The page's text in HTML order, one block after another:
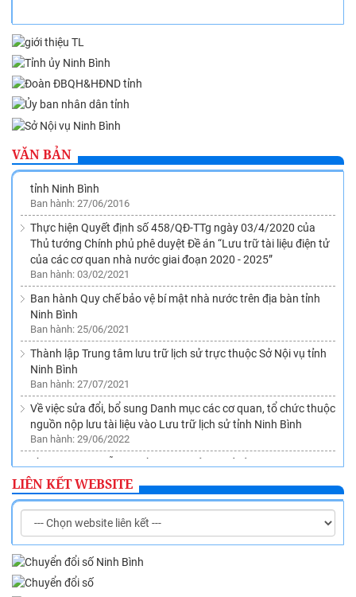
VĂN BẢN
Phê duyệt Quy hoạch ngành Văn thư, Lưu trữ trên địa bàn
tỉnh Ninh Bình đến năm 2020, tầm nhìn đến năm 2030
Ban hành: 26/11/2015
Về việc ban hành Quy định quản lý tài liệu xây dựng công trình
tín ngưỡng, tôn giáo thuộc diện nộp lưu vào Lưu trữ lịch sử
tỉnh Ninh Bình
Ban hành: 27/06/2016
Thực hiện Quyết định số 458/QĐ-TTg ngày 03/4/2020 của
Thủ tướng Chính phủ phê duyệt Đề án “Lưu trữ tài liệu điện tử
của các cơ quan nhà nước giai đoạn 2020 - 2025”
Ban hành: 03/02/2021
Ban hành Quy chế bảo vệ bí mật nhà nước trên địa bàn tỉnh
Ninh Bình
Ban hành: 25/06/2021
Thành lập Trung tâm lưu trữ lịch sử trực thuộc Sở Nội vụ tỉnh
Ninh Bình
Ban hành: 27/07/2021
Về việc sửa đổi, bổ sung Danh mục các cơ quan, tổ chức thuộc
nguồn nộp lưu tài liệu vào Lưu trữ lịch sử tỉnh Ninh Bình
Ban hành: 29/06/2022
Về việc hướng dẫn lập hồ sơ điện tử, ký số của cá nhân, cơ
quan, tổ chức đối với văn bản điện tử trên Hệ thống Quản lý
văn bản và điều hành VNPT-iOffice theo quy định tại Nghị định
số 30/2020/NĐ-CP
Ban hành: 22/08/2022
Ban hành Quy chế quản lý việc sử dụng tài liệu lưu trữ tại Lưu
trữ lịch sử tỉnh Ninh Bình
Ban hành: 05/10/2022
LIÊN KẾT WEBSITE